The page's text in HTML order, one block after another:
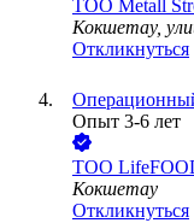
ТОО Metall
Кокшетау,
Откликнуться
Опыт 3-6 лет
ТОО
Кокшетау
Откликнуться